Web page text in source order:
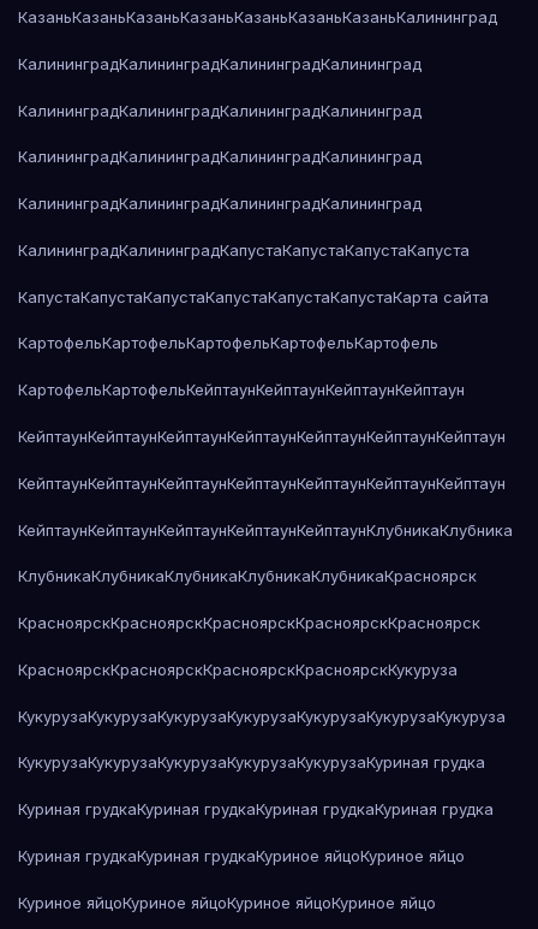
КазаньКазаньКазаньКазаньКазаньКазаньКазаньКалининград
КалининградКалининградКалининградКалининград
КалининградКалининградКалининградКалининград
КалининградКалининградКалининградКалининград
КалининградКалининградКалининградКалининград
КалининградКалининградКапустаКапустаКапустаКапуста
КапустаКапустаКапустаКапустаКапустаКапустаКарта сайта
КартофельКартофельКартофельКартофельКартофель
КартофельКартофельКейптаунКейптаунКейптаунКейптаун
КейптаунКейптаунКейптаунКейптаунКейптаунКейптаунКейптаун
КейптаунКейптаунКейптаунКейптаунКейптаунКейптаунКейптаун
КейптаунКейптаунКейптаунКейптаунКейптаунКлубникаКлубника
КлубникаКлубникаКлубникаКлубникаКлубникаКрасноярск
КрасноярскКрасноярскКрасноярскКрасноярскКрасноярск
КрасноярскКрасноярскКрасноярскКрасноярскКукуруза
КукурузаКукурузаКукурузаКукурузаКукурузаКукурузаКукуруза
КукурузаКукурузаКукурузаКукурузаКукурузаКуриная грудка
Куриная грудкаКуриная грудкаКуриная грудкаКуриная грудка
Куриная грудкаКуриная грудкаКуриное яйцоКуриное яйцо
Куриное яйцоКуриное яйцоКуриное яйцоКуриное яйцо